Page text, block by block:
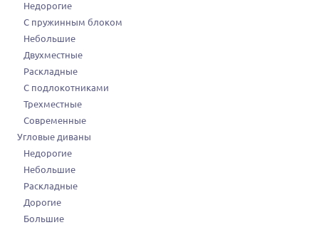
Недорогие
С пружинным блоком
Небольшие
Двухместные
Раскладные
С подлокотниками
Трехместные
Современные
Угловые диваны
Недорогие
Небольшие
Раскладные
Дорогие
Большие